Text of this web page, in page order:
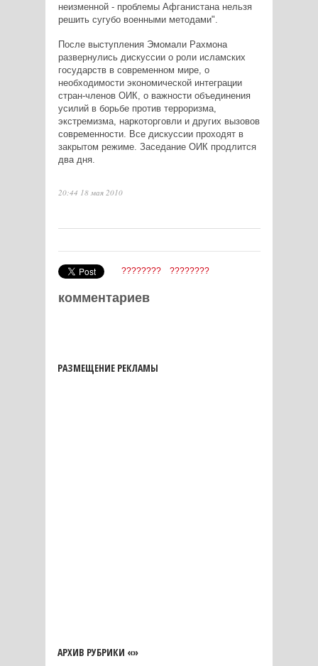
неизменной - проблемы Афганистана нельзя
решить сугубо военными методами".
После выступления Эмомали Рахмона
развернулись дискуссии о роли исламских
государств в современном мире, о
необходимости экономической интеграции
стран-членов ОИК, о важности объединения
усилий в борьбе против терроризма,
экстремизма, наркоторговли и других вызовов
современности. Все дискуссии проходят в
закрытом режиме. Заседание ОИК продлится
два дня.
20:44 18 мая 2010
???????? ????????
комментариев
РАЗМЕЩЕНИЕ РЕКЛАМЫ
АРХИВ РУБРИКИ «»